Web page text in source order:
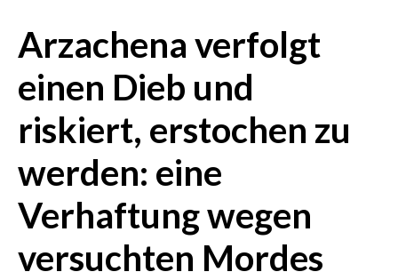
AGENDA
CRONACA
MONDO
POLITICA
ECONOMIA
SERVIZI ALLE IMPRESE
Arzachena verfolgt
einen Dieb und
riskiert, erstochen zu
werden: eine
Verhaftung wegen
versuchten Mordes